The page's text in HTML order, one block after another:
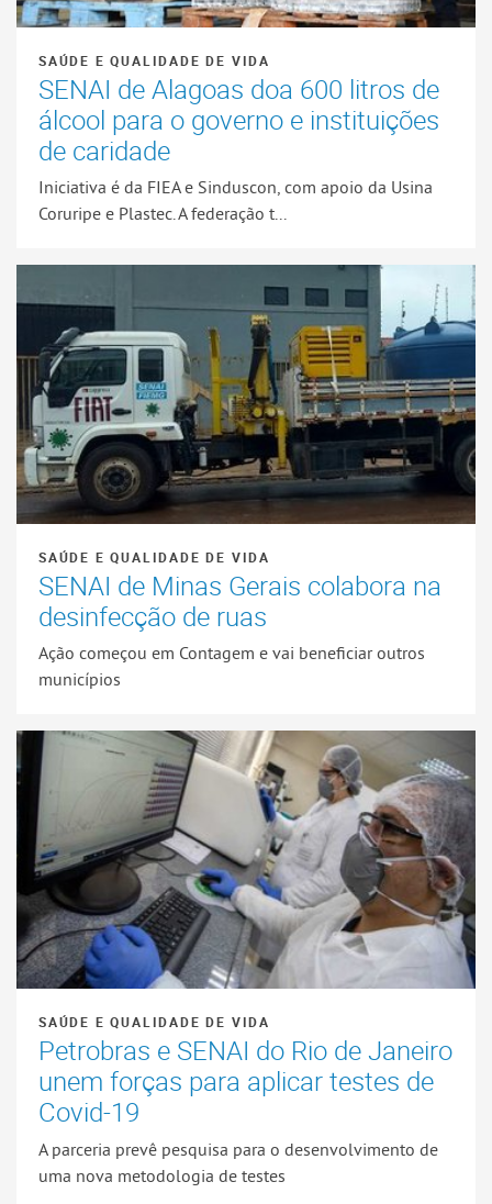
SAÚDE E QUALIDADE DE VIDA
SENAI de Alagoas doa 600 litros de
álcool para o governo e instituições
de caridade
Iniciativa é da FIEA e Sinduscon, com apoio da Usina
Coruripe e Plastec. A federação t...
SAÚDE E QUALIDADE DE VIDA
SENAI de Minas Gerais colabora na
desinfecção de ruas
Ação começou em Contagem e vai beneficiar outros
municípios
SAÚDE E QUALIDADE DE VIDA
Petrobras e SENAI do Rio de Janeiro
unem forças para aplicar testes de
Covid-19
A parceria prevê pesquisa para o desenvolvimento de
uma nova metodologia de testes